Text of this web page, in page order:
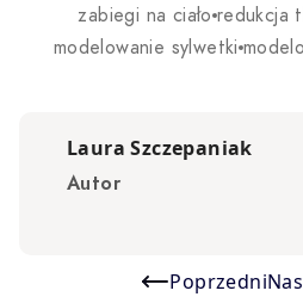
zabiegi na ciało redukcja
modelowanie sylwetki
Laura Szczepaniak
Autor
Poprzedni